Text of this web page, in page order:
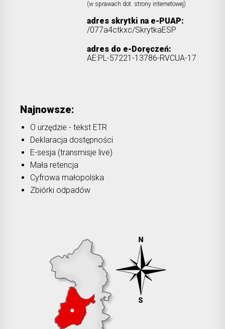
Najnowsze:
O urzędzie - tekst ETR
Deklaracja dostępności
E-sesja (transmisje live)
Mała retencja
Cyfrowa małopolska
Zbiórki odpadów
(w sprawach dot. strony internetowej)
adres skrytki na e-PUAP:
/077a4ctkxc/SkrytkaESP
adres do e-Doręczeń:
AE:PL-57221-13786-RVCUA-17